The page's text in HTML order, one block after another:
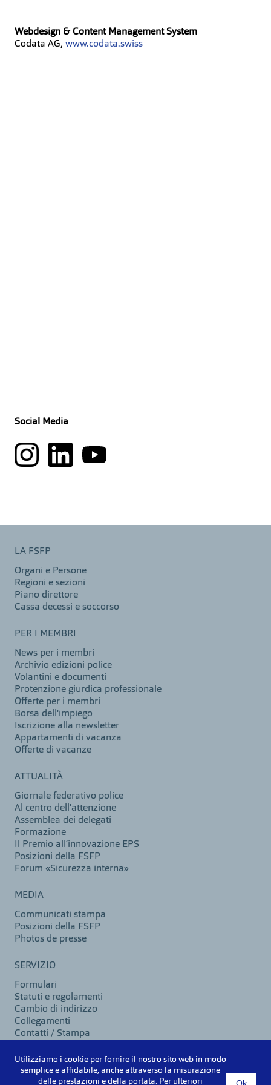
Società dei capi di polizia delle città svizzere (SCPCS)
Webdesign & Content Management System
Codata AG, www.codata.swiss
Social Media
LA FSFP
Organi e Persone
Regioni e sezioni
Piano direttore
Cassa decessi e soccorso
PER I MEMBRI
News per i membri
Archivio edizioni police
Volantini e documenti
Protenzione giurdica professionale
Offerte per i membri
Borsa dell'impiego
Iscrizione alla newsletter
Appartamenti di vacanza
Offerte di vacanze
ATTUALITÀ
Giornale federativo police
Al centro dell'attenzione
Assemblea dei delegati
Formazione
Il Premio all’innovazione EPS
Posizioni della FSFP
Forum «Sicurezza interna»
MEDIA
Communicati stampa
Posizioni della FSFP
Photos de presse
SERVIZIO
Formulari
Statuti e regolamenti
Cambio di indirizzo
Collegamenti
Contatti / Stampa
©2026 VSPB
Utilizziamo i cookie per fornire il nostro sito web in modo
semplice e affidabile, anche attraverso la misurazione
delle prestazioni e della portata. Per ulteriori